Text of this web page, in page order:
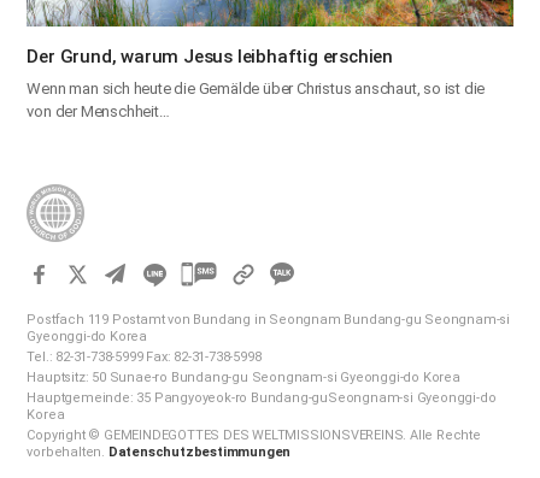
Der Grund, warum Jesus leibhaftig erschien
Wenn man sich heute die Gemälde über Christus anschaut, so ist die
von der Menschheit…
카
오
공
하
Postfach 119 Postamt von Bundang in Seongnam Bundang-gu Seongnam-si
Gyeonggi-do Korea
Tel.: 82-31-738-5999 Fax: 82-31-738-5998
Hauptsitz: 50 Sunae-ro Bundang-gu Seongnam-si Gyeonggi-do Korea
Hauptgemeinde: 35 Pangyoyeok-ro Bundang-guSeongnam-si Gyeonggi-do
Korea
Copyright © GEMEINDEGOTTES DES WELTMISSIONSVEREINS. Alle Rechte
vorbehalten. Datenschutzbestimmungen